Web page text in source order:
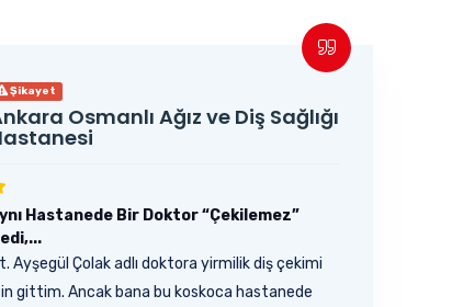
Şikayet
Osmanlı Ağız ve Diş Sağlığı
Hastanede Bir Doktor “Çekilemez”
Ayşegül Çolak adlı doktora yirmilik diş çekimi
gittim. Ancak bana bu koskoca hastanede